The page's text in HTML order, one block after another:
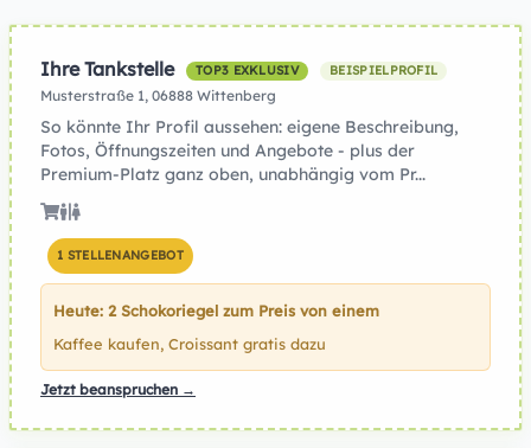
Ihre Tankstelle TOP3 EXKLUSIV BEISPIELPROFIL
Musterstraße 1, 06888 Wittenberg
So könnte Ihr Profil aussehen: eigene Beschreibung,
Fotos, Öffnungszeiten und Angebote - plus der
Premium-Platz ganz oben, unabhängig vom Pr...
1 STELLENANGEBOT
Heute: 2 Schokoriegel zum Preis von einem
Kaffee kaufen, Croissant gratis dazu
Jetzt beanspruchen →